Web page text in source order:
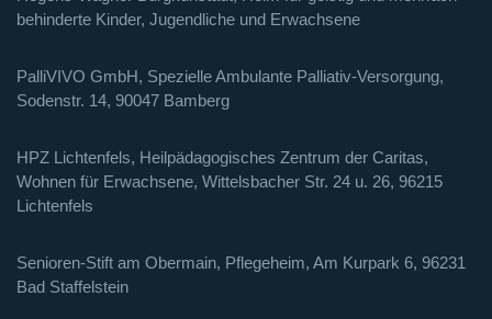
behinderte Kinder, Jugendliche und Erwachsene
PalliVIVO GmbH, Spezielle Ambulante Palliativ-Versorgung,
Sodenstr. 14, 90047 Bamberg
HPZ Lichtenfels, Heilpädagogisches Zentrum der Caritas,
Wohnen für Erwachsene, Wittelsbacher Str. 24 u. 26, 96215
Lichtenfels
Senioren-Stift am Obermain, Pflegeheim, Am Kurpark 6, 96231
Bad Staffelstein